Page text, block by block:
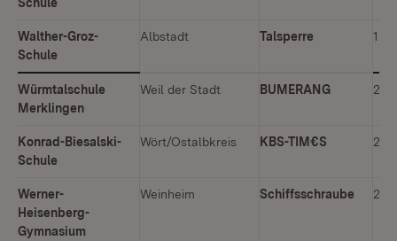
Walther-Groz-
Schule
Albstadt Talsperre 1.
Würmtalschule
Merklingen
Weil der Stadt BUMERANG 2.
Konrad-Biesalski-
Schule
Wört/Ostalbkreis KBS-TIM€S 2.
Werner-
Heisenberg-
Gymnasium
Weinheim Schiffsschraube 2.